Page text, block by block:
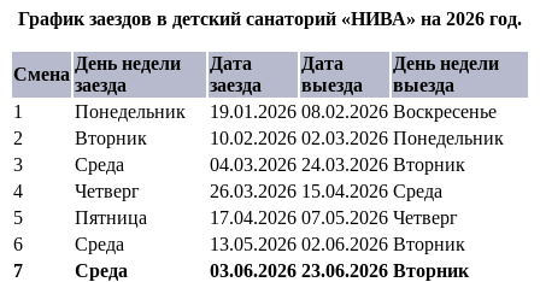
График заездов в детский санаторий «НИВА» на 2026 год.
Смена
День недели
заезда
Дата
заезда
Дата
выезда
День недели
выезда
1
Понедельник 19.01.2026 08.02.2026 Воскресенье
2
Вторник 10.02.2026 02.03.2026 Понедельник
3
Среда 04.03.2026 24.03.2026 Вторник
4
Четверг 26.03.2026 15.04.2026 Среда
5
Пятница 17.04.2026 07.05.2026 Четверг
6
Среда 13.05.2026 02.06.2026 Вторник
7
Среда 03.06.2026 23.06.2026 Вторник